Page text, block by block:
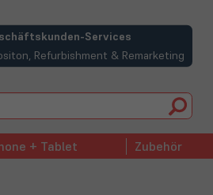
Services
Refurbishment & Remarketing
Tab)
+ Tablet Zubehör